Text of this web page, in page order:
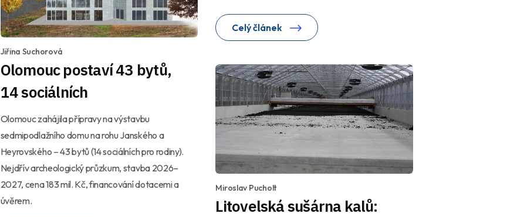
Celý článek
Jiřina Suchorová
Olomouc postaví 43 bytů,
14 sociálních
Olomouc zahájila přípravy na výstavbu
sedmipodlažního domu na rohu Janského a
Heyrovského – 43 bytů (14 sociálních pro rodiny).
Nejdřív archeologický průzkum, stavba 2026–
2027, cena 183 mil. Kč, financování dotacemi a
úvěrem.
Miroslav Pucholt
Litovelská sušárna kalů: